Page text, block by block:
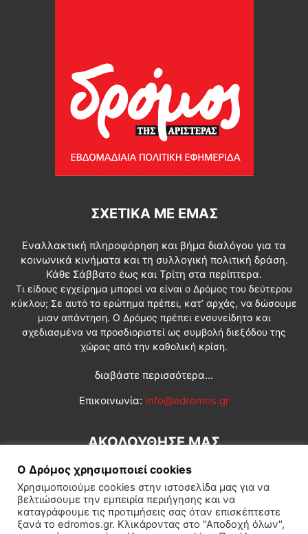
ΣΧΕΤΙΚΆ ΜΕ ΕΜΆΣ
Εναλλακτική πληροφόρηση και βήμα διαλόγου για τα
κοινωνικά κινήματα και τη συλλογική πολιτική δράση.
Κάθε Σάββατο έως και Τρίτη στα περίπτερα.
Τι είδους εγχείρημα μπορεί να είναι ο Δρόμος του δεύτερου
κύκλου; Σε αυτό το ερώτημα πρέπει, κατ’ αρχάς, να δώσουμε
μιαν απάντηση. Ο Δρόμος πρέπει ενσυνείδητα και
σχεδιασμένα να προσδιοριστεί ως συμβολή διεξόδου της
χώρας από την καθολική κρίση.
διαβάστε περισσότερα...
Επικοινωνία: info@edromos.gr
ΑΚΟΛΟΥΘΗΣΕ ΜΑΣ
Ο Δρόμος χρησιμοποιεί cookies
Χρησιμοποιούμε cookies στην ιστοσελίδα μας για να
βελτιώσουμε την εμπειρία περιήγησης και να
καταγράφουμε τις προτιμήσεις σας όταν επισκέπτεστε
ξανά το edromos.gr. Κλικάροντας στο "Αποδοχή όλων",